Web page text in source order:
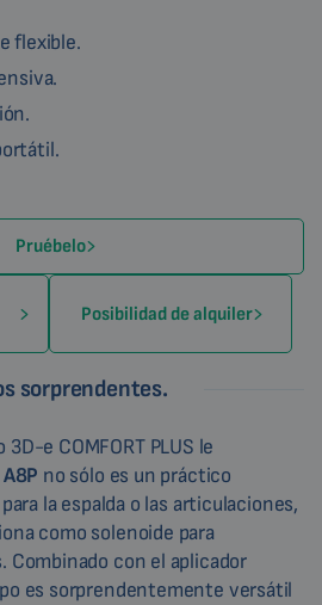
flexible.
Pruébelo
Posibilidad de alquiler
sorprendentes.
e COMFORT PLUS le
A8P no sólo es un práctico
la espalda o las articulaciones,
como solenoide para
Combinado con el aplicador
es sorprendentemente versátil